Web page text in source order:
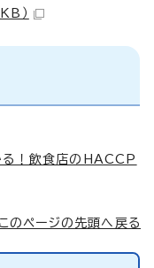
）
る！飲食店のHACCP
このページの先頭へ戻る